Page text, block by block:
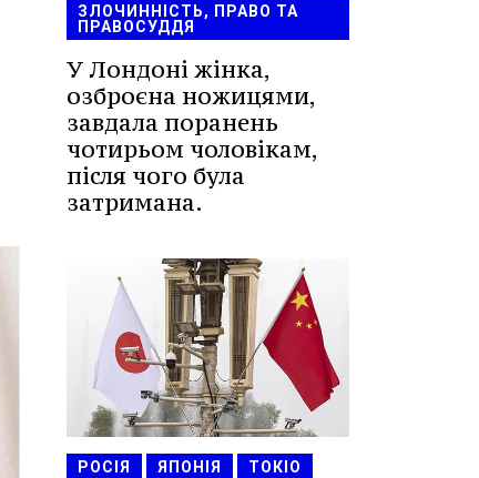
ЗЛОЧИННІСТЬ, ПРАВО ТА
ПРАВОСУДДЯ
У Лондоні жінка,
озброєна ножицями,
завдала поранень
чотирьом чоловікам,
після чого була
затримана.
РОСІЯ ЯПОНІЯ ТОКІО